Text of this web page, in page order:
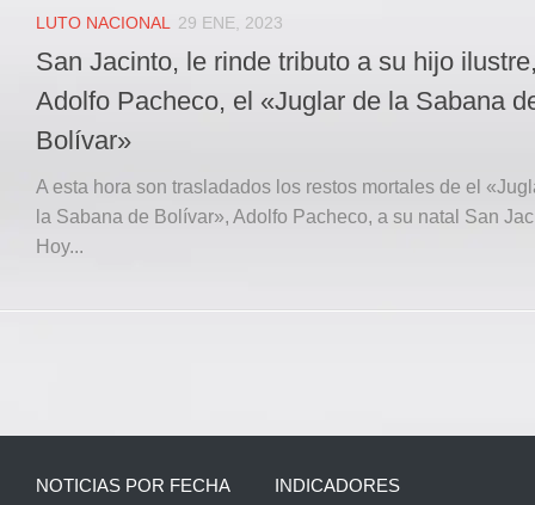
LUTO NACIONAL 29 ENE, 2023
San Jacinto, le rinde tributo a su hijo
Adolfo Pacheco, el «Juglar de la Sabana
Bolívar»
A esta hora son trasladados los restos mortales de el
la Sabana de Bolívar», Adolfo Pacheco, a su natal San
Hoy...
NOTICIAS POR FECHA INDICADORES